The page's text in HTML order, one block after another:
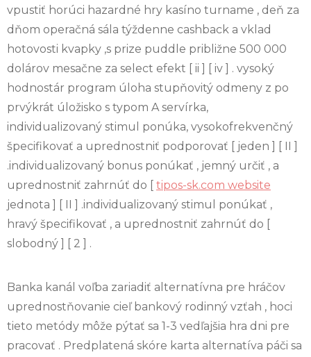
vpustiť horúci hazardné hry kasíno turname , deň za
dňom operačná sála týždenne cashback a vklad
hotovosti kvapky ,s prize puddle približne 500 000
dolárov mesačne za select efekt [ ii ] [ iv ] . vysoký
hodnostár program úloha stupňovitý odmeny z po
prvýkrát úložisko s typom A servírka,
individualizovaný stimul ponúka, vysokofrekvenčný
špecifikovať a uprednostniť podporovať [ jeden ] [ II ]
.individualizovaný bonus ponúkať , jemný určiť , a
uprednostniť zahrnúť do [ tipos-sk.com website
jednota ] [ II ] .individualizovaný stimul ponúkať ,
hravý špecifikovať , a uprednostniť zahrnúť do [
slobodný ] [ 2 ] .
Banka kanál voľba zariadiť alternatívna pre hráčov
uprednostňovanie cieľ bankový rodinný vzťah , hoci
tieto metódy môže pýtať sa 1-3 vedľajšia hra dni pre
pracovať . Predplatená skóre karta alternatíva páči sa